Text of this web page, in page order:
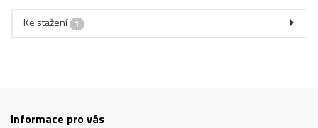
Ke stažení 1
Informace pro vás